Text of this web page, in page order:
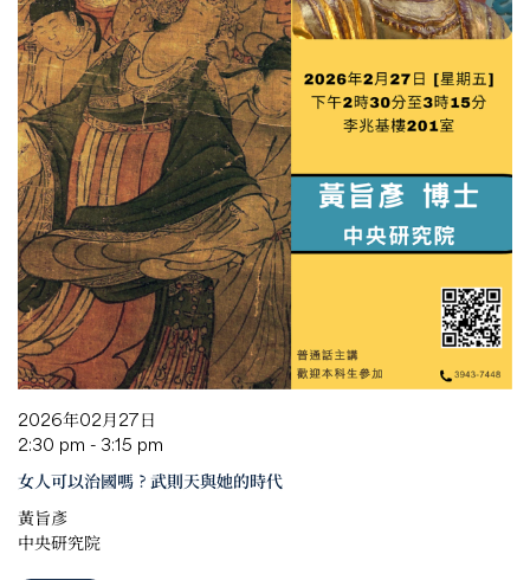
2026年02月27日
2:30 pm - 3:15 pm
女人可以治國嗎？武則天與她的時代
黃旨彥
中央研究院